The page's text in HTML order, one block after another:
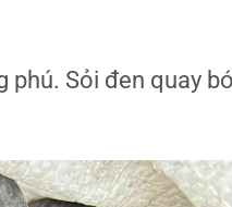
Sỏi đen quay